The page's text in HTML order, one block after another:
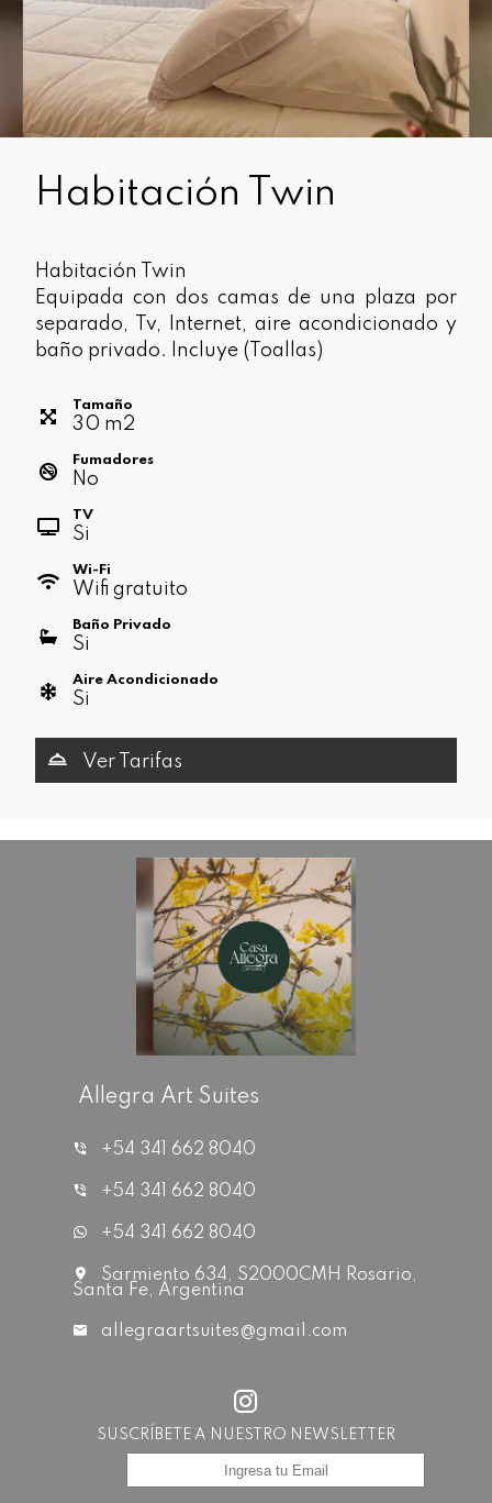
Habitación Twin
Habitación Twin
Equipada con dos camas de una plaza por
separado, Tv, Internet, aire acondicionado y
baño privado. Incluye (Toallas)
Tamaño
30 m2
Fumadores
No
TV
Si
Wi-Fi
Wifi gratuito
Baño Privado
Si
Aire Acondicionado
Si
Ver Tarifas
Allegra Art Suites
+54 341 662 8040
+54 341 662 8040
+54 341 662 8040
Sarmiento 634, S2000CMH Rosario,
Santa Fe, Argentina
allegraartsuites@gmail.com
SUSCRÍBETE A NUESTRO NEWSLETTER